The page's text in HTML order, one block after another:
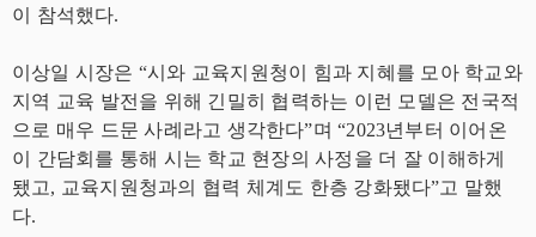
이 참석했다.
이상일 시장은 “시와 교육지원청이 힘과 지혜를 모아 학교와
지역 교육 발전을 위해 긴밀히 협력하는 이런 모델은 전국적
으로 매우 드문 사례라고 생각한다”며 “2023년부터 이어온
이 간담회를 통해 시는 학교 현장의 사정을 더 잘 이해하게
됐고, 교육지원청과의 협력 체계도 한층 강화됐다”고 말했
다.